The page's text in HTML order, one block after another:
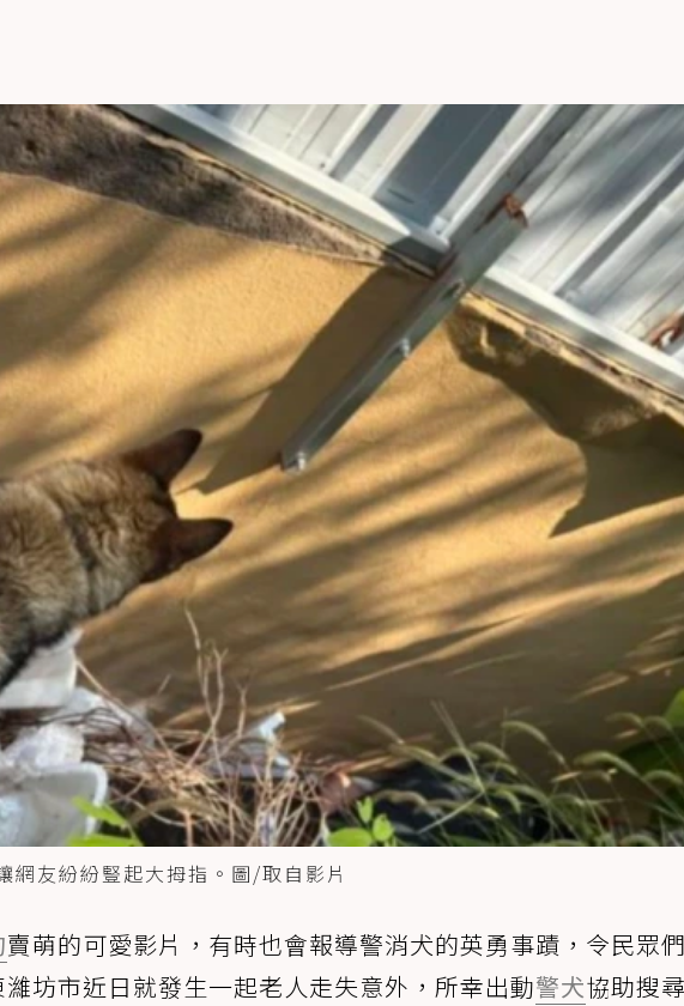
網友紛紛豎起大拇指。圖/取自影片
賣萌的可愛影片，有時也會報導警消犬的英勇事蹟，令民眾
坊市近日就發生一起老人走失意外，所幸出動警犬協助搜